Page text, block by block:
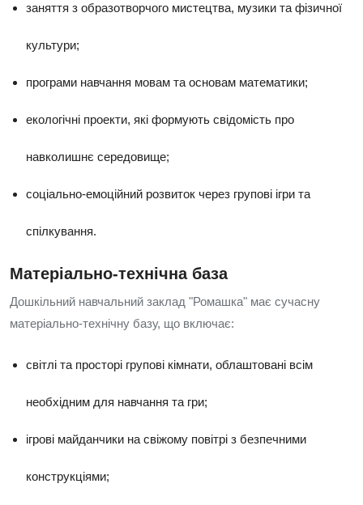
заняття з образотворчого мистецтва, музики та фізичної
культури;
програми навчання мовам та основам математики;
екологічні проекти, які формують свідомість про
навколишнє середовище;
соціально-емоційний розвиток через групові ігри та
спілкування.
Матеріально-технічна база
Дошкільний навчальний заклад "Ромашка" має сучасну
матеріально-технічну базу, що включає:
світлі та просторі групові кімнати, облаштовані всім
необхідним для навчання та гри;
ігрові майданчики на свіжому повітрі з безпечними
конструкціями;